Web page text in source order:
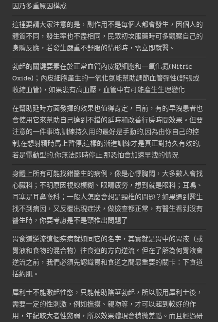
因乃多重原因構成
這裡要請大家注意的是，副作用不是每個人都會發生，因個人的
體質不同，發生率也不盡相同，民眾初次服藥時可多觀察自己的
身體反應，若發生嚴重不舒服的情形時，需立即就醫。
勃起的關鍵要素在於正常血管內皮襯細胞和一氧化氮(Nitric
Oxide)；內皮細胞產生的一氧化氮能幫助調節血管彈性(舒張或
收縮血管)，如果患有高血壓，血管中有可能產生生理變化
在幫助延時方面發揮的效果也值得肯定，目前，有的早洩患者也
會使用它來幫助自己達到不錯的延時和改善行房時間效果。但要
注意的一件事時,訓練持久用的最好是手動的,因為由你自己的控
制,在想射精時馬上暫停,這樣的漸進訓練才是真正對持久有效的,
若是電動型的,你無法即時停止,那恐怕會加速早洩的情況
身體上所有可能找錯醫生的病例，像是心悸胸悶，大多數人會找
心臟科；不明原因視線模糊、眼睛疲勞，想到就是眼科；耳鳴、
耳塞是耳鼻喉科；一般人怎麼會想是頸椎的問題？如果遇到醫生
找不到病因，又反覆出現症狀，做檢查都正常，有醫生看到沒有
醫生時，你要考慮是不是頸椎出問題了
胃食道逆流這個疾病就如同它的名字，其實就是胃中的胃液（或
胃液和食物的混合物）往食道的方向逆流。但在了解為何胃液會
逆流之前，我們必須先認識胃和食道之間最重要的關卡：下食道
括約肌。
犀利士不能激起性慾，只能輔助陰莖勃起，所以服用犀利士後，
需要一定的性刺激，例如撫摸、親吻等，才可以起到較好的作
用，年紀較大者性慾弱，所以效果體現會稍微差點。而且經過研